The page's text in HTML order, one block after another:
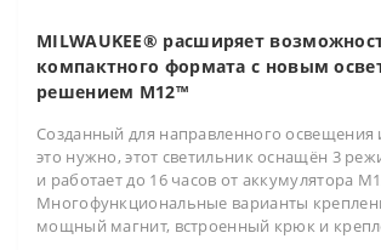
MILWAUKEE® расширяет
компактного формата с новым
решением M12™
Созданный для направленного освещения
это нужно, этот светильник оснащён 3
и работает до 16 часов от аккумулятора
Многофункциональные варианты
мощный магнит, встроенный крюк и